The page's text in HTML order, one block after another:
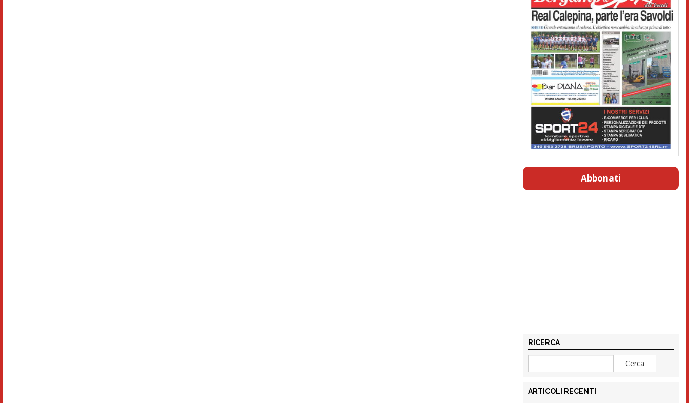
Abbonati
RICERCA
ARTICOLI RECENTI